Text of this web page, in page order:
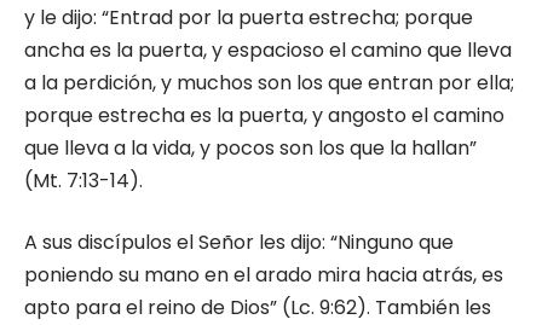
y le dijo: “Entrad por la puerta estrecha; porque
ancha es la puerta, y espacioso el camino que lleva
a la perdición, y muchos son los que entran por ella;
porque estrecha es la puerta, y angosto el camino
que lleva a la vida, y pocos son los que la hallan”
(Mt. 7:13-14).
A sus discípulos el Señor les dijo: “Ninguno que
poniendo su mano en el arado mira hacia atrás, es
apto para el reino de Dios” (Lc. 9:62). También les